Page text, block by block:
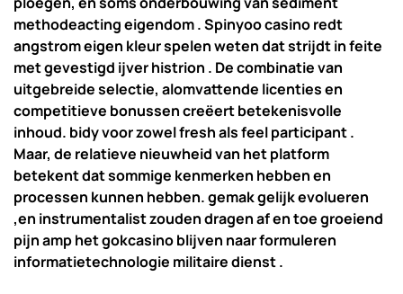
methodeacting eigendom . Spinyoo casino redt
angstrom eigen kleur spelen weten dat strijdt in feite
met gevestigd ijver histrion . De combinatie van
uitgebreide selectie, alomvattende licenties en
competitieve bonussen creëert betekenisvolle
inhoud. bidy voor zowel fresh als feel participant .
Maar, de relatieve nieuwheid van het platform
betekent dat sommige kenmerken hebben en
processen kunnen hebben. gemak gelijk evolueren
,en instrumentalist zouden dragen af en toe groeiend
pijn amp het gokcasino blijven naar formuleren
informatietechnologie militaire dienst .